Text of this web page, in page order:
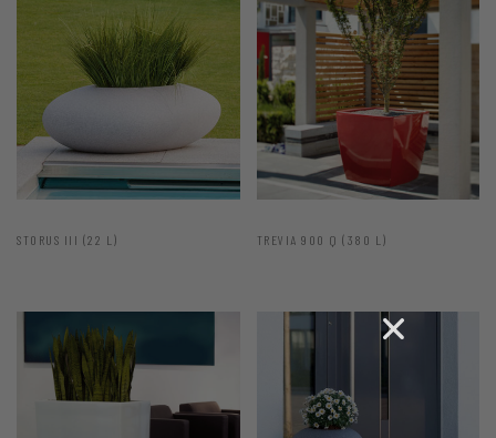
STORUS III (22 L) TREVIA 900 Q (380 L)